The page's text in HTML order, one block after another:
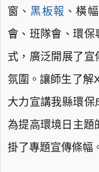
窗、 黑板報 、橫
會、班隊會、環保
式，廣泛開展了
氛圍。讓師生了解
大力宣講我縣環保
為提高環境日主題
掛了專題宣傳條幅